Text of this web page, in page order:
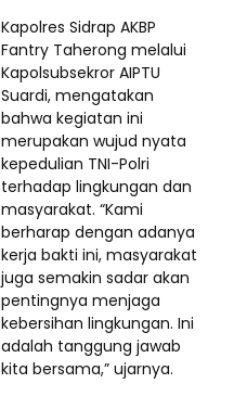
Kapolres Sidrap AKBP
Fantry Taherong melalui
Kapolsubsekror AIPTU
Suardi, mengatakan
bahwa kegiatan ini
merupakan wujud nyata
kepedulian TNI-Polri
terhadap lingkungan dan
masyarakat. “Kami
berharap dengan adanya
kerja bakti ini, masyarakat
juga semakin sadar akan
pentingnya menjaga
kebersihan lingkungan. Ini
adalah tanggung jawab
kita bersama,” ujarnya.